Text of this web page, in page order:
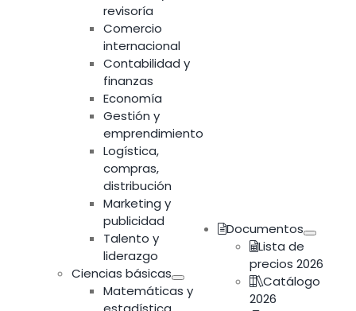
revisoría
Comercio
internacional
Contabilidad y
finanzas
Economía
Gestión y
emprendimiento
Logística,
compras,
distribución
Marketing y
publicidad
Talento y
liderazgo
Ciencias básicas
Matemáticas y
Documentos
Lista de
precios 2026
Catálogo
2026